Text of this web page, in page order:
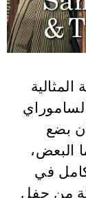
المثالية
بضع
البعض،
في
من حفل